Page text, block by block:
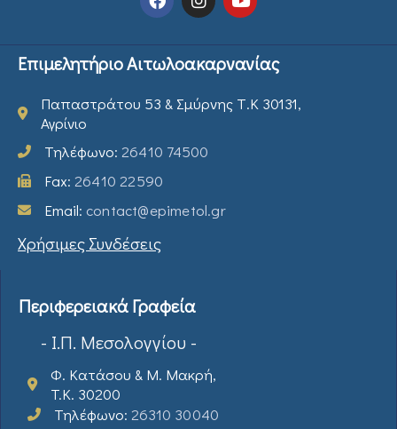
Επιμελητήριο Αιτωλοακαρνανίας
Παπαστράτου 53 & Σμύρνης Τ.Κ 30131,
Αγρίνιο
Τηλέφωνο: 26410 74500
Fax: 26410 22590
Email: contact@epimetol.gr
Χρήσιμες Συνδέσεις
Περιφερειακά Γραφεία
- Ι.Π. Μεσολογγίου -
Φ. Κατάσου & Μ. Μακρή,
T.K. 30200
Τηλέφωνο: 26310 30040